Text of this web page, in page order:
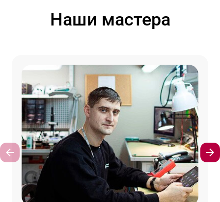
Наши мастера